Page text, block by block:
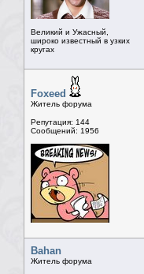
Великий и Ужасный,
широко известный в узких
кругах
Foxeed
Житель форума
Репутация: 144
Сообщений: 1956
Bahan
Житель форума